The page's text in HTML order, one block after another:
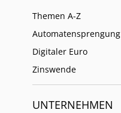
Themen A-Z
Automatensprengung
Digitaler Euro
Zinswende
UNTERNEHMEN